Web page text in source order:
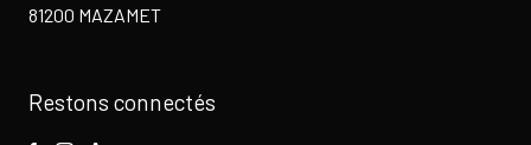
81200 MAZAMET
Restons connectés